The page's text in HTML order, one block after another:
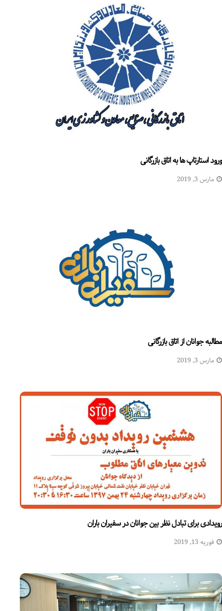
ورود استارتاپ ها به اتاق بازرگانی
مارس 3, 2019
مطالبه جوانان از اتاق بازرگانی
مارس 3, 2019
رویدادی برای تبادل نظر بین جوانان در سفیران باران
فوریه 13, 2019